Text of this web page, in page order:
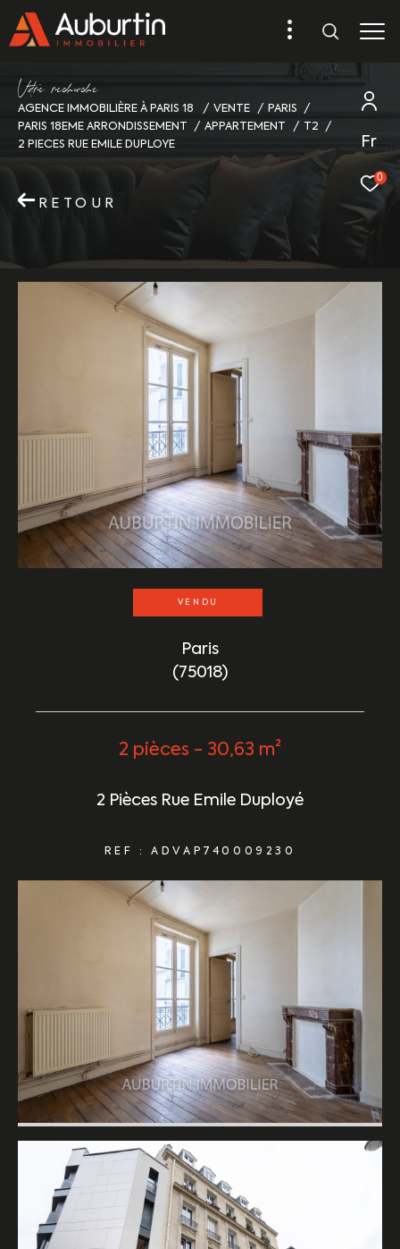
Fr
0
Vore recece
AGENCE IMMOBILIÈRE À PARIS 18 VENTE
PARIS
PARIS 18EME ARRONDISSEMENT
APPARTEMENT
T2
2 PIECES RUE EMILE DUPLOYE
RETOUR
VENDU
Paris
(75018)
2 pièces - 30,63 m²
2 Pièces Rue Emile Duployé
REF : ADVAP740009230